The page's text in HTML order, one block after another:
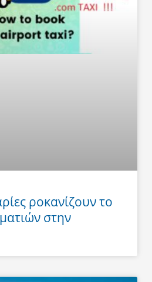
ροκανίζουν το
στην